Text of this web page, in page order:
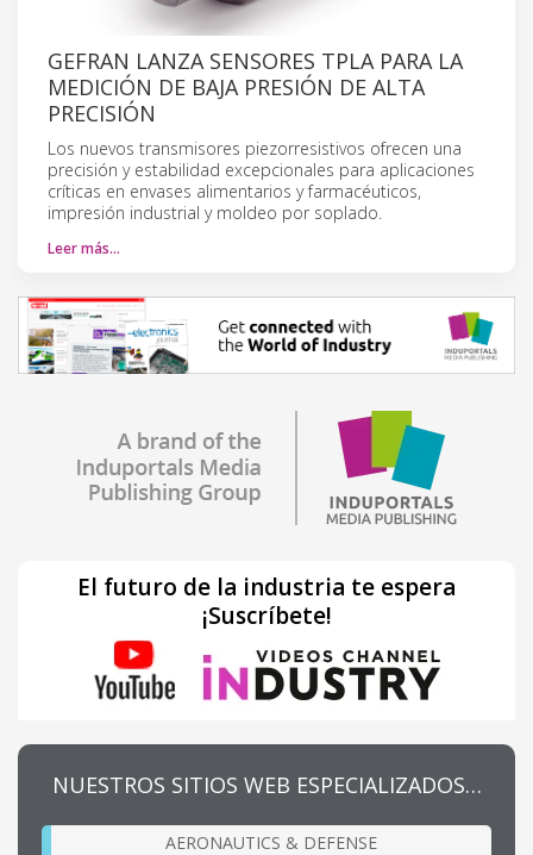
GEFRAN LANZA SENSORES TPLA PARA LA
MEDICIÓN DE BAJA PRESIÓN DE ALTA
PRECISIÓN
Los nuevos transmisores piezorresistivos ofrecen una
precisión y estabilidad excepcionales para aplicaciones
críticas en envases alimentarios y farmacéuticos,
impresión industrial y moldeo por soplado.
Leer más…
El futuro de la industria te espera
¡Suscríbete!
NUESTROS SITIOS WEB ESPECIALIZADOS…
AERONAUTICS & DEFENSE